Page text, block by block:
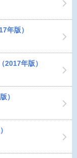
年版）
2017年版）
）